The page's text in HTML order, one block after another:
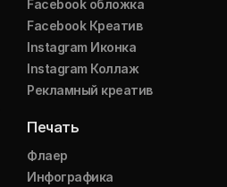
Facebook обложка
Facebook Креатив
Instagram Иконка
Instagram Коллаж
Рекламный креатив
Печать
Флаер
Инфографика